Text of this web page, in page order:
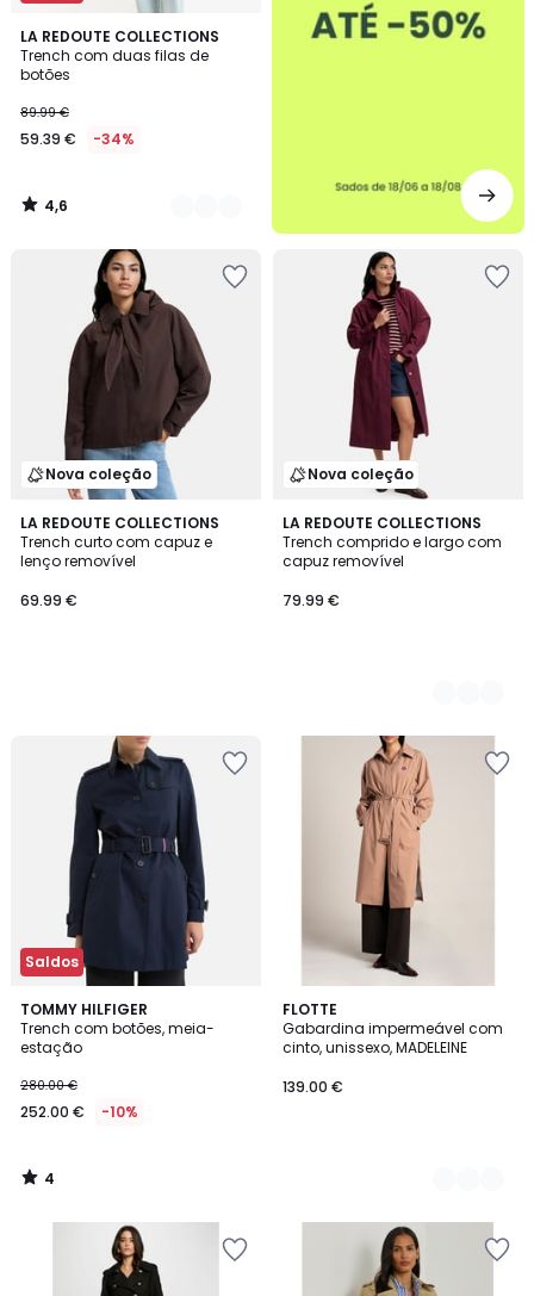
LA REDOUTE COLLECTIONS
Trench com duas filas de
botões
89.99 €
59.39 € -34%
4,6
/ 5
2
Cores
4,6
/
Nova coleção
LA REDOUTE COLLECTIONS
Trench curto com capuz e
lenço removível
69.99 €
Nova coleção
LA REDOUTE COLLECTIONS
Trench comprido e largo com
capuz removível
79.99 €
2
Cores
Saldos
TOMMY HILFIGER
Trench com botões, meia-
estação
280.00 €
252.00 € -10%
4
/
5
4
/
FLOTTE
Gabardina impermeável com
cinto, unissexo, MADELEINE
139.00 €
2
Cores